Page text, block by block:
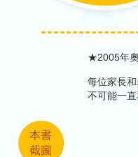
★2005年
每位家長
不可能一
本書
截圖